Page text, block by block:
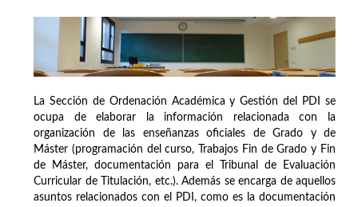
La Sección de Ordenación Académica y Gestión del PDI se
ocupa de elaborar la información relacionada con la
organización de las enseñanzas oficiales de Grado y de
Máster (programación del curso, Trabajos Fin de Grado y Fin
de Máster, documentación para el Tribunal de Evaluación
Curricular de Titulación, etc.). Además se encarga de aquellos
asuntos relacionados con el PDI, como es la documentación